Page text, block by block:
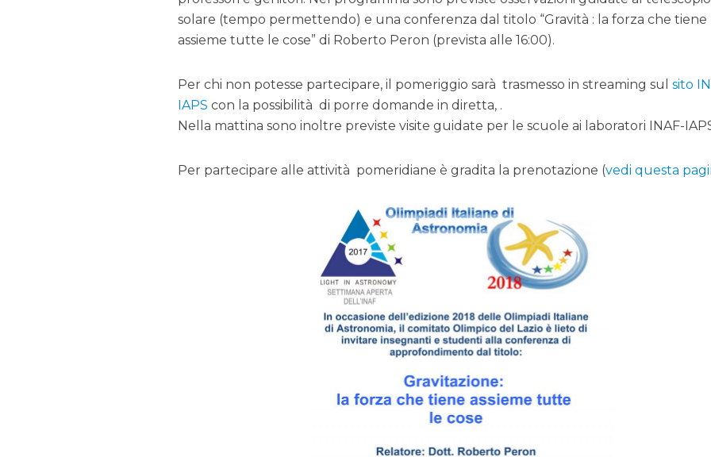
solare (tempo permettendo) e una conferenza dal titolo “Gravità : la forza che tiene
assieme tutte le cose” di Roberto Peron (prevista alle 16:00).
Per chi non potesse partecipare, il pomeriggio sarà trasmesso in streaming sulsito
IAPS con la possibilità di porre domande in diretta, .
Nella mattina sono inoltre previste visite guidate per le scuole ai laboratori INAF-
Per partecipare alle attività pomeridiane è gradita la prenotazione (vedi questa